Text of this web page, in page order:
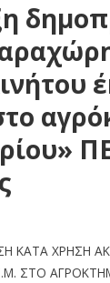
ΚΑΤΑ ΧΡΗΣΗ
ΣΤΟ